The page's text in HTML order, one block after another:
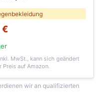
€
MwSt., kann sich geändert
auf Amazon.
wir an qualifizierten